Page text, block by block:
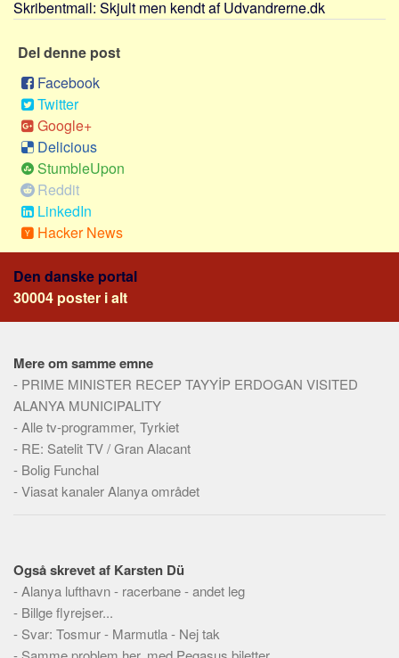
Forbrug
Social sikring og sundhed
Transport
Alle
Aspekter
Køb og salg
Økonomi
Jura og regler
Skatter og afgifter
Statistik
Praktisk
Meta
Dokumenttyper
Emner
Skribenter
Personer
Om
Webstedet
Forhistorien
Skribentmail: Skjult men kendt af Udvandrerne.dk
Del denne post
Facebook
Twitter
Google+
Delicious
StumbleUpon
Reddit
LinkedIn
Hacker News
Den danske portal
30004 poster i alt
Mere om samme emne
- PRIME MINISTER RECEP TAYYİP ERDOGAN VISITED
ALANYA MUNICIPALITY
-Alle tv-programmer, Tyrkiet
- RE: Satelit TV / Gran Alacant
- Bolig Funchal
-Viasat kanaler Alanya området
Også skrevet af Karsten Dü
-Alanya lufthavn - racerbane - andet leg
- Billge flyrejser...
- Svar: Tosmur - Marmutla - Nej tak